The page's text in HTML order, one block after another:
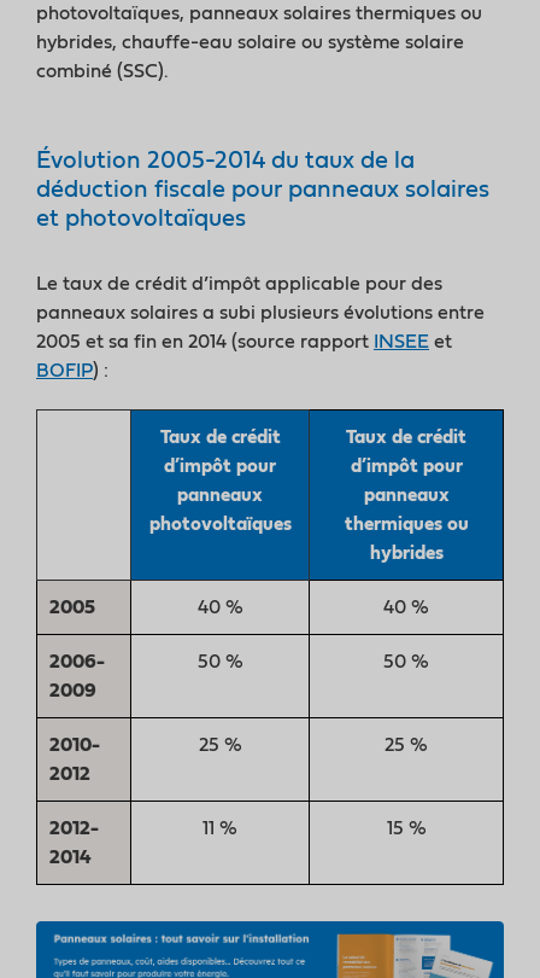
photovoltaïques, panneaux solaires thermiques ou
hybrides, chauffe-eau solaire ou système solaire
combiné (SSC).
Évolution 2005-2014 du taux de la
déduction fiscale pour panneaux solaires
et photovoltaïques
Le taux de crédit d’impôt applicable pour des
panneaux solaires a subi plusieurs évolutions entre
2005 et sa fin en 2014 (source rapport
INSEE et
BOFIP) :
Taux de crédit
d’impôt pour
panneaux
photovoltaïques
Taux de crédit
d’impôt pour
panneaux
thermiques ou
hybrides
2005 40 % 40 %
2006-
2009
50 % 50 %
2010-
2012
25 % 25 %
2012-
2014
11 % 15 %